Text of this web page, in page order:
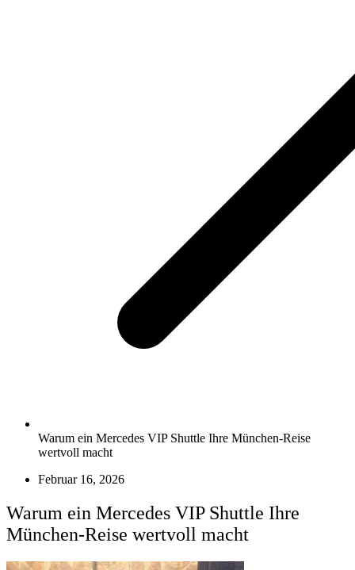
Warum ein Mercedes VIP Shuttle Ihre München-Reise
wertvoll macht
Februar 16, 2026
Warum ein Mercedes VIP Shuttle Ihre
München-Reise wertvoll macht